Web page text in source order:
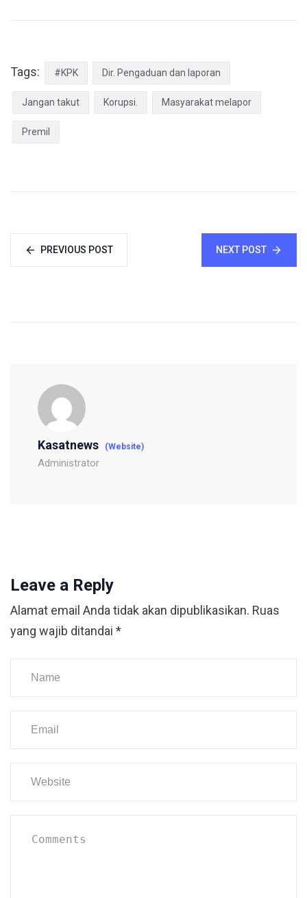
Tags: #KPK Dir. Pengaduan dan laporan
Jangan takut Korupsi. Masyarakat melapor
Premil
PREVIOUS POST NEXT POST
Kasatnews (Website)
Administrator
Leave a Reply
Alamat email Anda tidak akan dipublikasikan. Ruas
yang wajib ditandai *